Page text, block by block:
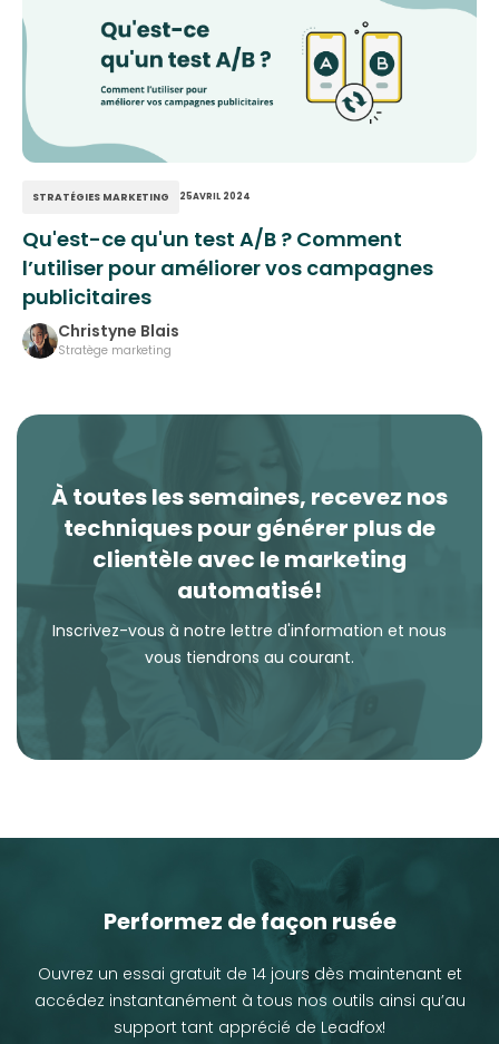
STRATÉGIES MARKETING 25AVRIL 2024
Qu'est-ce qu'un test A/B ? Comment
l’utiliser pour améliorer vos campagnes
publicitaires
Christyne Blais
Stratège marketing
À toutes les semaines, recevez nos
techniques pour générer plus de
clientèle avec le marketing
automatisé!
Inscrivez-vous à notre lettre d'information et nous
vous tiendrons au courant.
Performez de façon rusée
Ouvrez un essai gratuit de 14 jours dès maintenant et
accédez instantanément à tous nos outils ainsi qu’au
support tant apprécié de Leadfox!